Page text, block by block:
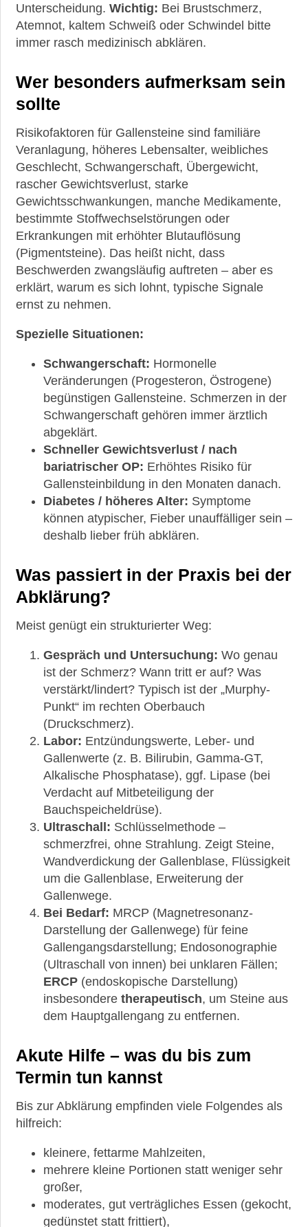
Unterscheidung. Wichtig: Bei Brustschmerz,
Atemnot, kaltem Schweiß oder Schwindel bitte
immer rasch medizinisch abklären.
Wer besonders aufmerksam sein
sollte
Risikofaktoren für Gallensteine sind familiäre
Veranlagung, höheres Lebensalter, weibliches
Geschlecht, Schwangerschaft, Übergewicht,
rascher Gewichtsverlust, starke
Gewichtsschwankungen, manche Medikamente,
bestimmte Stoffwechselstörungen oder
Erkrankungen mit erhöhter Blutauflösung
(Pigmentsteine). Das heißt nicht, dass
Beschwerden zwangsläufig auftreten – aber es
erklärt, warum es sich lohnt, typische Signale
ernst zu nehmen.
Spezielle Situationen:
Schwangerschaft: Hormonelle
Veränderungen (Progesteron, Östrogene)
begünstigen Gallensteine. Schmerzen in der
Schwangerschaft gehören immer ärztlich
abgeklärt.
Schneller Gewichtsverlust / nach
bariatrischer OP: Erhöhtes Risiko für
Gallensteinbildung in den Monaten danach.
Diabetes / höheres Alter: Symptome
können atypischer, Fieber unauffälliger sein –
deshalb lieber früh abklären.
Was passiert in der Praxis bei der
Abklärung?
Meist genügt ein strukturierter Weg:
Gespräch und Untersuchung: Wo genau
ist der Schmerz? Wann tritt er auf? Was
verstärkt/lindert? Typisch ist der „Murphy-
Punkt“ im rechten Oberbauch
(Druckschmerz).
Labor: Entzündungswerte, Leber- und
Gallenwerte (z. B. Bilirubin, Gamma-GT,
Alkalische Phosphatase), ggf. Lipase (bei
Verdacht auf Mitbeteiligung der
Bauchspeicheldrüse).
Ultraschall: Schlüsselmethode –
schmerzfrei, ohne Strahlung. Zeigt Steine,
Wandverdickung der Gallenblase, Flüssigkeit
um die Gallenblase, Erweiterung der
Gallenwege.
Bei Bedarf: MRCP (Magnetresonanz-
Darstellung der Gallenwege) für feine
Gallengangsdarstellung; Endosonographie
(Ultraschall von innen) bei unklaren Fällen;
ERCP (endoskopische Darstellung)
insbesondere therapeutisch, um Steine aus
dem Hauptgallengang zu entfernen.
Akute Hilfe – was du bis zum
Termin tun kannst
Bis zur Abklärung empfinden viele Folgendes als
hilfreich:
kleinere, fettarme Mahlzeiten,
mehrere kleine Portionen statt weniger sehr
großer,
moderates, gut verträgliches Essen (gekocht,
gedünstet statt frittiert),